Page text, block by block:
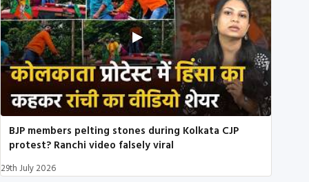
BJP members pelting stones during Kolkata CJP
protest? Ranchi video falsely viral
29th July 2026